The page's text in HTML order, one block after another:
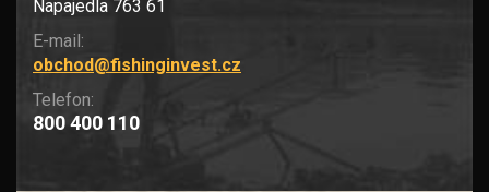
Napajedla 763 61
E-mail:
obchod@fishinginvest.cz
Telefon:
800 400 110